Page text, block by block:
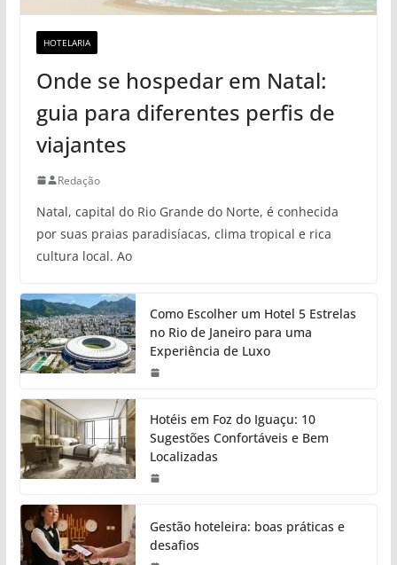
HOTELARIA
Onde se hospedar em Natal:
guia para diferentes perfis de
viajantes
Redação
Natal, capital do Rio Grande do Norte, é conhecida
por suas praias paradisíacas, clima tropical e rica
cultura local. Ao
Como Escolher um Hotel 5 Estrelas
no Rio de Janeiro para uma
Experiência de Luxo
Hotéis em Foz do Iguaçu: 10
Sugestões Confortáveis e Bem
Localizadas
Gestão hoteleira: boas práticas e
desafios